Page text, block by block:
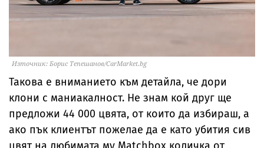
Източник: Борис Тепешанов/CarMarket.bg
Такова е вниманието към детайла, че дори
клони с маниакалност. Не знам кой друг ще
предложи 44 000 цвята, от които да избираш, а
ако пък клиентът пожелае да е като убития сив